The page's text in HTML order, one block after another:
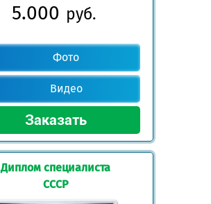
5.000 руб.
Фото
Видео
Диплом специалиста
СССР